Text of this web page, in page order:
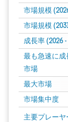
市場規模
市場規模
成長率 (2026 -
最も急速に成
市場
最大市場
市場集中度
主要プレーヤ
画像 © Mordor